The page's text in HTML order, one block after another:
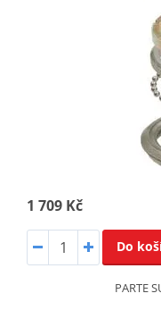
1 709 Kč
Do
PARTE